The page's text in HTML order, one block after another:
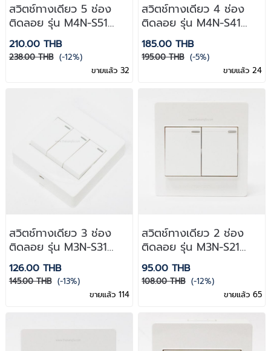
สวิตช์ทางเดียว 5 ช่อง
ติดลอย รุ่น M4N-S51
Haco
210.00 THB
238.00 THB (-12%)
ขายแล้ว 32
สวิตช์ทางเดียว 4 ช่อง
ติดลอย รุ่น M4N-S41
Haco
185.00 THB
195.00 THB (-5%)
ขายแล้ว 24
สวิตช์ทางเดียว 3 ช่อง
ติดลอย รุ่น M3N-S31
Haco
126.00 THB
145.00 THB (-13%)
ขายแล้ว 114
สวิตช์ทางเดียว 2 ช่อง
ติดลอย รุ่น M3N-S21
Haco
95.00 THB
108.00 THB (-12%)
ขายแล้ว 65